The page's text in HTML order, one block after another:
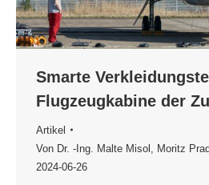
Smarte
Flugzeugkabine der
Artikel
Von Dr. -Ing. Malte Misol Moritz
2024-06-26